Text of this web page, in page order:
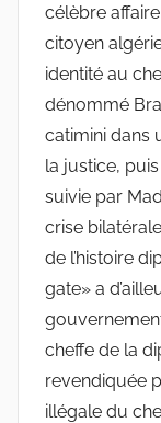
célèbre
citoyen
identité au
dénommé
catimini dans
la justice, puis
suivie par
crise
de l’histoire
gate» a
cheffe de la
revendiquée
illégale du